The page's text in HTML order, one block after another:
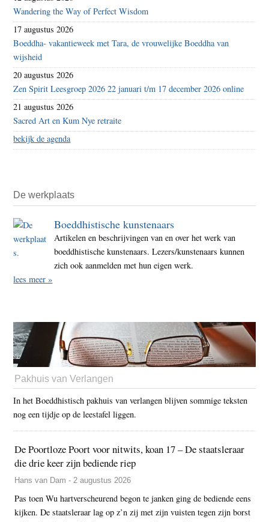
Wandering the Way of Perfect Wisdom
17 augustus 2026
Boeddha- vakantieweek met Tara, de vrouwelijke Boeddha van
wijsheid
20 augustus 2026
Zen Spirit Leesgroep 2026 22 januari t/m 17 december 2026 online
21 augustus 2026
Sacred Art en Kum Nye retraite
bekijk de agenda
De werkplaats
Boeddhistische kunstenaars
Artikelen en beschrijvingen van en over het werk van
boeddhistische kunstenaars. Lezers/kunstenaars kunnen
zich ook aanmelden met hun eigen werk.
lees meer »
Pakhuis van Verlangen
In het Boeddhistisch pakhuis van verlangen blijven sommige teksten
nog een tijdje op de leestafel liggen.
De Poortloze Poort voor nitwits, koan 17 – De staatsleraar
die drie keer zijn bediende riep
Hans van Dam - 2 augustus 2026
Pas toen Wu hartverscheurend begon te janken ging de bediende eens
kijken. De staatsleraar lag op z’n zij met zijn vuisten tegen zijn borst